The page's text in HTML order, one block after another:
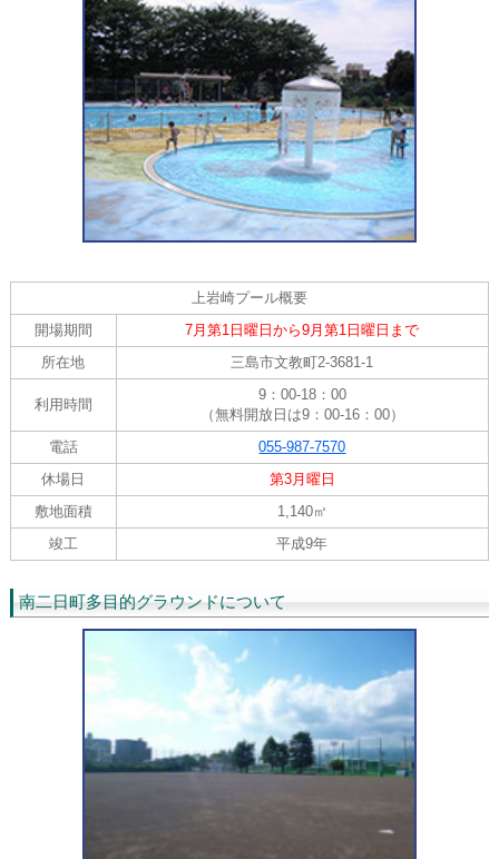
上岩崎プール概要
開場期間
7月第1日曜日から9月第1日曜日まで
所在地
三島市文教町2-3681-1
利用時間
9：00-18：00
（無料開放日は9：00-16：00）
電話
055-987-7570
休場日
第3月曜日
敷地面積
1,140㎡
竣工
平成9年
南二日町多目的グラウンドについて